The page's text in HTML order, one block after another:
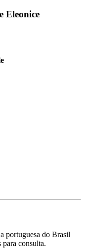
Eleonice
portuguesa do Brasil
para consulta.